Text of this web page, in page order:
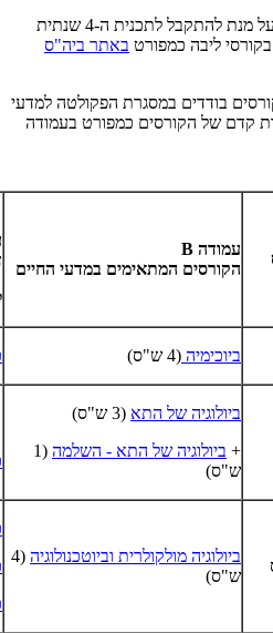
לדרישות ביה"ס לרפואה, על מנת להתקבל לתכנית ה-4 שנתית
ליבה כמפורט באתר ביה"ס
בודדים במסגרת הפקולטה למדעי
קדם של הקורסים כמפורט בעמודה
עמודה B
הקורסים המתאימים במדעי החיים
ביוכימיה (4 ש"ס)
ביולוגיה של התא (3 ש"ס)
+ ביולוגיה של התא - השלמה
(1
ש"ס)
ביולוגיה מולקולרית וביוטכנולוגיה (4
ש"ס)